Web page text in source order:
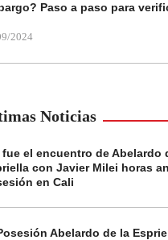
Paso a paso para
2024
Noticias
el encuentro de Abelardo
con Javier Milei horas
en Cali
Abelardo de la